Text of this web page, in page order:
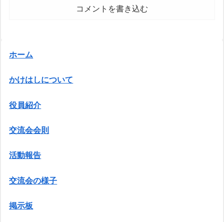
コメントを書き込む
ホーム
かけはしについて
役員紹介
交流会会則
活動報告
交流会の様子
掲示板